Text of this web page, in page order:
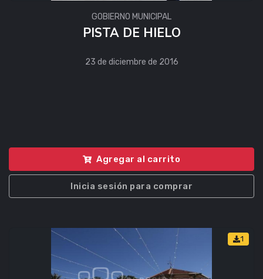
GOBIERNO MUNICIPAL
PISTA DE HIELO
23 de diciembre de 2016
Agregar al carrito
Inicia sesión para comprar
1